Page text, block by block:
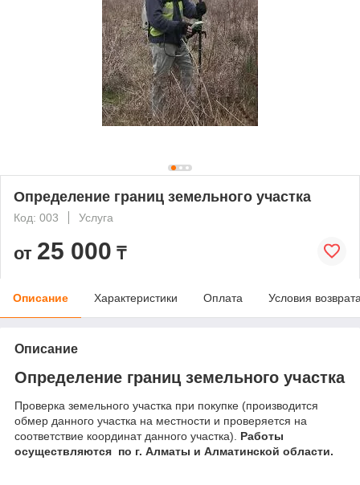
Определение границ земельного участка
Код: 003 Услуга
от 25 000 ₸
Описание Характеристики Оплата Условия
Описание
Определение границ земельного участка
Проверка земельного участка при покупке (производится
обмер данного участка на местности и проверяется на
соответствие координат данного участка). Работы
осуществляются по г. Алматы и Алматинской области.